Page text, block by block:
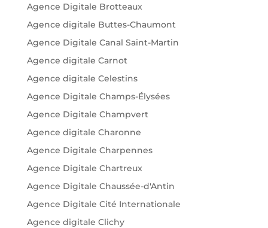
Agence Digitale Brotteaux
Agence digitale Buttes-Chaumont
Agence Digitale Canal Saint-Martin
Agence digitale Carnot
Agence digitale Celestins
Agence Digitale Champs-Élysées
Agence Digitale Champvert
Agence digitale Charonne
Agence Digitale Charpennes
Agence Digitale Chartreux
Agence Digitale Chaussée-d'Antin
Agence Digitale Cité Internationale
Agence digitale Clichy